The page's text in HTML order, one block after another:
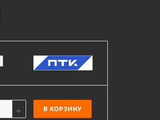
В КОРЗИНУ